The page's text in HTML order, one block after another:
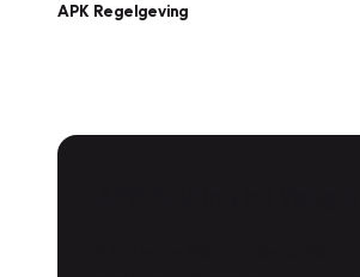
APK Regelgeving